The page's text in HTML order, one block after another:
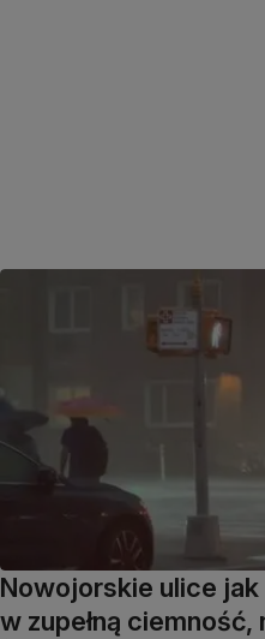
Nowojorskie ulice
w zupełną ciemność,